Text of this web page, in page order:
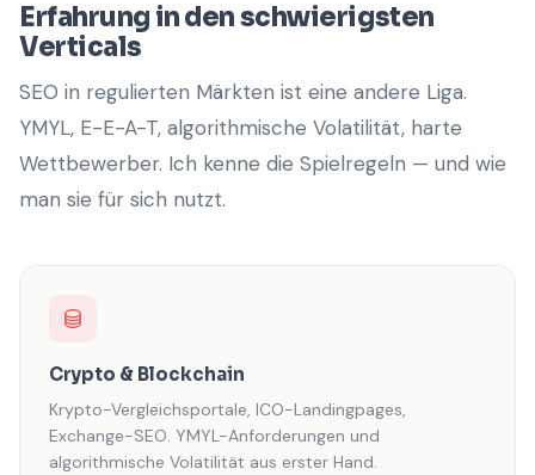
Erfahrung in den schwierigsten
Verticals
SEO in regulierten Märkten ist eine andere Liga.
YMYL, E-E-A-T, algorithmische Volatilität, harte
Wettbewerber. Ich kenne die Spielregeln — und wie
man sie für sich nutzt.
Crypto & Blockchain
Krypto-Vergleichsportale, ICO-Landingpages,
Exchange-SEO. YMYL-Anforderungen und
algorithmische Volatilität aus erster Hand.